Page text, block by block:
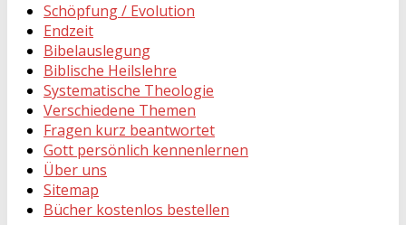
Schöpfung / Evolution
Endzeit
Bibelauslegung
Biblische Heilslehre
Systematische Theologie
Verschiedene Themen
Fragen kurz beantwortet
Gott persönlich kennenlernen
Über uns
Sitemap
Bücher kostenlos bestellen